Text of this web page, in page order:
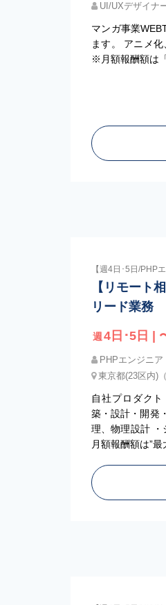
UI/UXデザイナ
マンガ事業
ます。 アニメ
※月額報酬額は
【週4日･5日/PHP
【リモート
リード業務
週 4日･5日 |
PHPエンジニア
東京都(23区内)
自社プロダク
築・設計・開発
理、物理設計
月額報酬額は”